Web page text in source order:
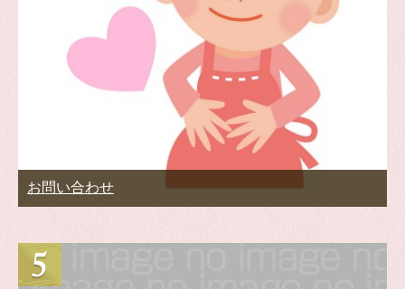
お問い合わせ